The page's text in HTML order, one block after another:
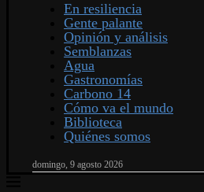
En resiliencia
Gente palante
Opinión y análisis
Semblanzas
Agua
Gastronomías
Carbono 14
Cómo va el mundo
Biblioteca
Quiénes somos
domingo, 9 agosto 2026